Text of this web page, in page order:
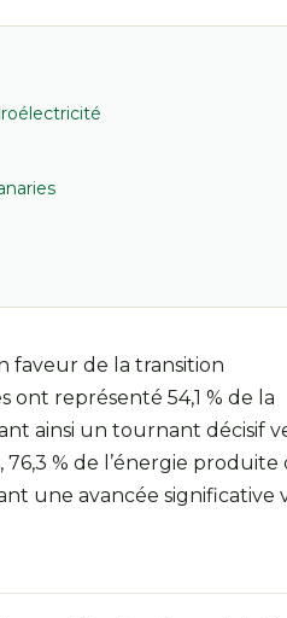
faveur de la transition
représenté 54,1 % de la
ainsi un tournant décisif
% de l’énergie produite
une avancée significative